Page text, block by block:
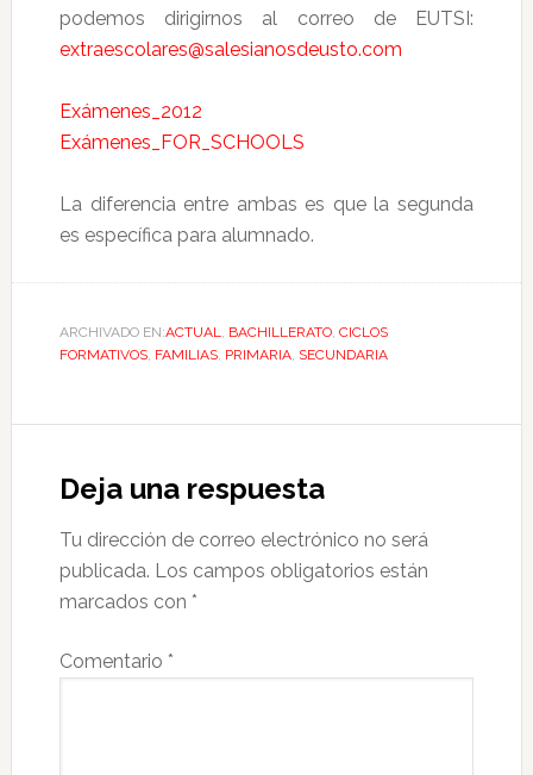
podemos dirigirnos al correo de EUTSI:
extraescolares@salesianosdeusto.com
Exámenes_2012
Exámenes_FOR_SCHOOLS
La diferencia entre ambas es que la segunda
es específica para alumnado.
ARCHIVADO EN:ACTUAL BACHILLERATO, CICLOS
FORMATIVOS, FAMILIAS, PRIMARIA, SECUNDARIA
Deja una respuesta
Tu dirección de correo electrónico no será
publicada. Los campos obligatorios están
marcados con *
Comentario *